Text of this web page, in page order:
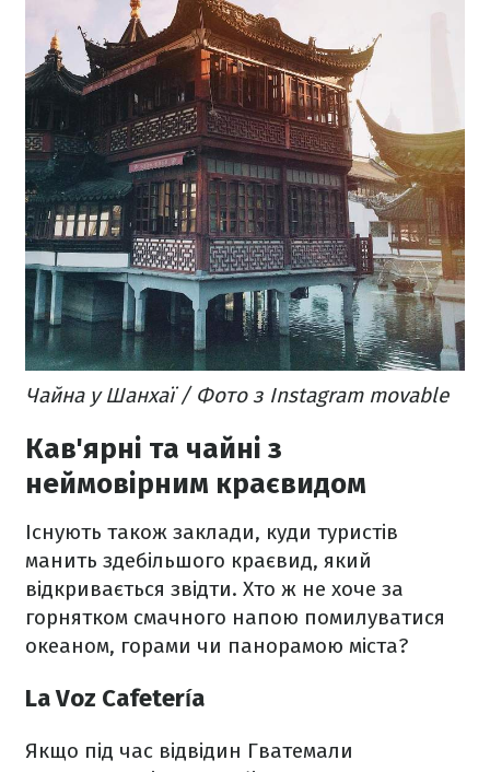
Чайна у Шанхаї / Фото з Instagram movable
Кав'ярні та чайні з
неймовірним краєвидом
Існують також заклади, куди туристів
манить здебільшого краєвид, який
відкривається звідти. Хто ж не хоче за
горнятком смачного напою помилуватися
океаном, горами чи панорамою міста?
La Voz Cafetería
Якщо під час відвідин Гватемали